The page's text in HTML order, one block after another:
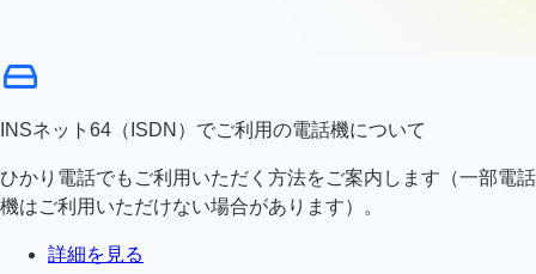
INSネット64（ISDN）でご利用の電話機について
ひかり電話でもご利用いただく方法をご案内します（一部電話
機はご利用いただけない場合があります）。
詳細を見る